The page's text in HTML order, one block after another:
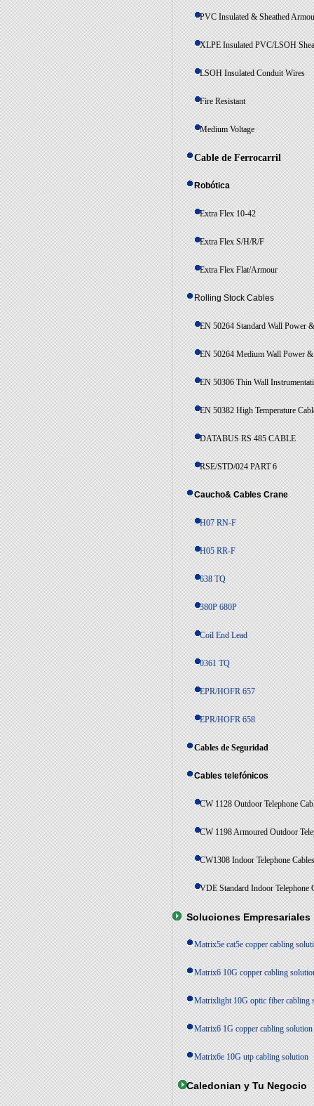
PVC Insulated & Sheathed
XLPE Insulated PVC/LSOH
LSOH Insulated Conduit Wires
Fire Resistant
Medium Voltage
Cable de Ferrocarril
Robótica
Extra Flex 10-42
Extra Flex S/H/R/F
Extra Flex Flat/Armour
Rolling Stock Cables
EN 50264 Standard Wall Power
EN 50264 Medium Wall Power
EN 50306 Thin Wall
EN 50382 High Temperature
DATABUS RS 485 CABLE
RSE/STD/024 PART 6
Caucho& Cables Crane
H07 RN-F
H05 RR-F
638 TQ
380P 680P
Coil End Lead
0361 TQ
EPR/HOFR 657
EPR/HOFR 658
Cables de Seguridad
Cables telefónicos
CW 1128 Outdoor Telephone
CW 1198 Armoured Outdoor
CW1308 Indoor Telephone
VDE Standard Indoor Telephone
Soluciones Empresariales
Matrix5e cat5e copper cabling
Matrix6 10G copper cabling
Matrixlight 10G optic fiber cabling
Matrix6 1G copper cabling solution
Matrix6e 10G utp cabling solution
Caledonian y Tu Negocio